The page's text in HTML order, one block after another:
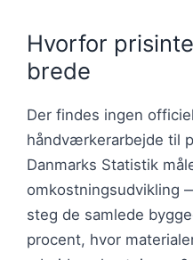
Hvorfor
brede
Der findes ingen
håndværkerarbejde til
Danmarks Statistik
omkostningsudvikling
steg de samlede
procent, hvor